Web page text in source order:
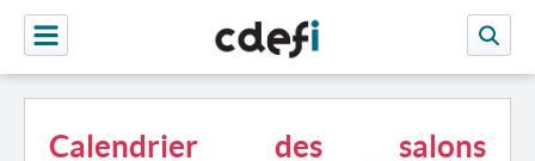
Calendrier des salons